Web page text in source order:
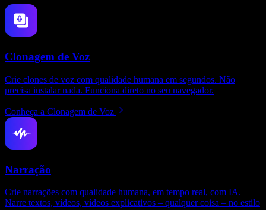
Clonagem de Voz
Crie clones de voz com qualidade humana em segundos. Não
precisa instalar nada. Funciona direto no seu navegador.
Conheça a Clonagem de Voz
Narração
Crie narrações com qualidade humana, em tempo real, com IA.
Narre textos, vídeos, vídeos explicativos – qualquer coisa – no estilo